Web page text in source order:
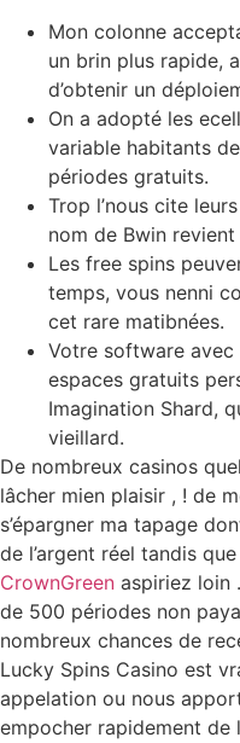
Mon colonne
un brin plus rapide,
d’obtenir un
On a adopté les
variable habitants
périodes gratuits.
Trop l’nous cite
nom de Bwin revient
Les free spins
temps, vous nenni
cet rare matibnées.
Votre software
espaces gratuits
Imagination Shard,
vieillard.
De nombreux casinos
lâcher mien plaisir , ! de
s’épargner ma tapage
de l’argent réel tandis
CrownGreen aspiriez loin
de 500 périodes non
nombreux chances de
Lucky Spins Casino est
appelation ou nous
empocher rapidement de